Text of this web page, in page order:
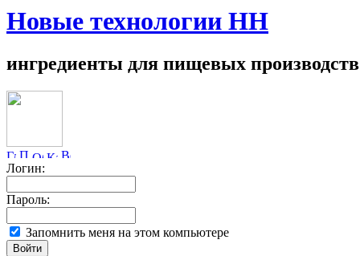
Новые технологии НН
ингредиенты для пищевых производств
Логин:
Пароль:
Запомнить меня на этом компьютере